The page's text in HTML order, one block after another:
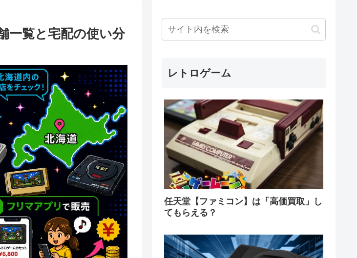
一覧と宅配の使い分
レトロゲーム
任天堂【ファミコン】は「高価買取」し
てもらえる？